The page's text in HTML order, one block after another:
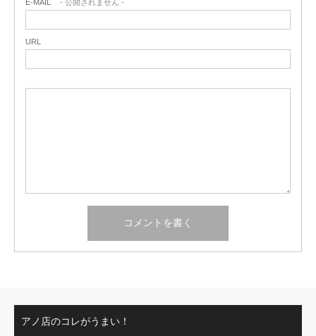
E-MAIL - 公開されません -
URL
アノ店のコレがうまい！